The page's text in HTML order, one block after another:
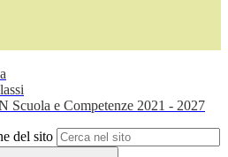
Scuola e Competenze 2021 - 2027
del sito